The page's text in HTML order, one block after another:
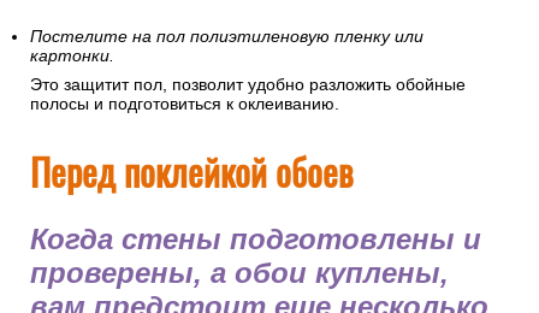
Постелите на пол полиэтиленовую пленку или
картонки.
Это защитит пол, позволит удобно разложить обойные
полосы и подготовиться к оклеиванию.
Перед поклейкой обоев
Когда стены подготовлены и
проверены, а обои куплены,